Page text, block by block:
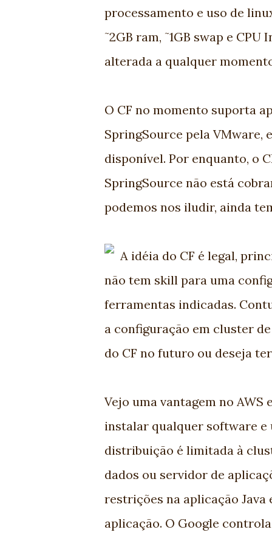
processamento e uso de
˜2GB ram, ˜1GB swap e
alterada a qualquer
O CF no momento suporta
SpringSource pela VMware,
disponível. Por enquanto, o
SpringSource não está
podemos nos iludir, ainda
A idéia do CF é legal,
não tem skill para uma
ferramentas indicadas.
a configuração em cluster
do CF no futuro ou deseja
Vejo uma vantagem no AWS
instalar qualquer software e
distribuição é limitada à
dados ou servidor de
restrições na aplicação
aplicação. O Google